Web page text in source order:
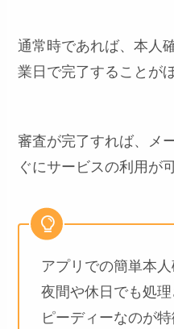
通常時であれば、本人
業日で完了することが
審査が完了すれば、メ
ぐにサービスの利用が
アプリでの簡単本人
夜間や休日でも処
ピーディーなのが特